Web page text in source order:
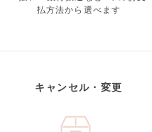
払方法から選べます
キャンセル・変更